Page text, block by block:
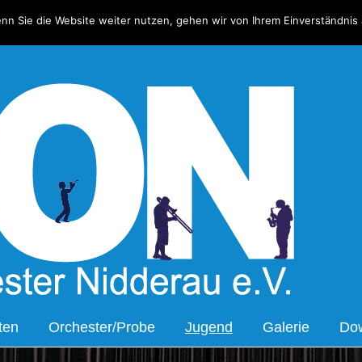
Orchester/Probe Jugend Galerie
Sie die Website weiter nutzen, gehen wir von Ihrem Einverständnis